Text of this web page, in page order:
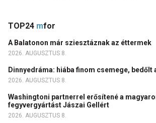
TOP24 mfor
A Balatonon már sziesztáznak az éttermek
2026. AUGUSZTUS 8.
Dinnyedráma: hiába finom csemege, bedőlt
2026. AUGUSZTUS 8.
Washingtoni partnerrel erősítené a
fegyvergyártást Jászai Gellért
2026. AUGUSZTUS 8.